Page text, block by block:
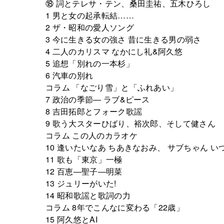
⑱ 詞とテレサ・テン、桑田圭祐、五木ひろし
1 男と女の起承転結……
2 ザ・昭和の愛人ソング
3 今に生きる女の強さ 昔に生きる男の弱さ
4 二人のカリスマ なかにし礼&阿久悠
5 追想「別れの一本杉」
6 汽車の別れ
コラム 「なごり雪」と「ふれあい」
7 政治の季節― ラブ&ピース
8 吉田拓郎とフォーク歌謡
9 歌う大スターひばり、裕次郎、そして健さん
コラム この人のカラオケ
10 逢いたいなあ ちあきなおみ、 サブちゃん い
11 歌も「東京」一極
12 百恵―聖子―明菜
13 ジュリーがいた!
14 昭和歌謡と歌詞の力
コラム 8年でこんなに変わる「22歳」
15 阿久悠とAI